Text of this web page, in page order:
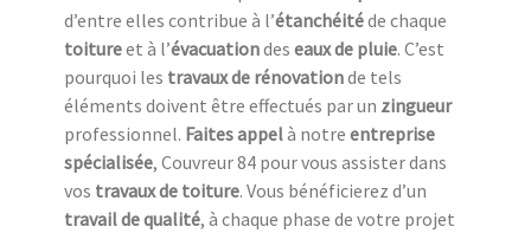
d’entre elles contribue à l’étanchéitéde chaque
toitureet à l’évacuationdes eaux de pluie. C’est
pourquoi les travaux de rénovationde tels
éléments doivent être effectués par un zingueur
professionnel. Faites appelà notre entreprise
spécialisée, Couvreur 84 pour vous assister dans
vos travaux de toiture. Vous bénéficierez d’un
travail de qualité, à chaque phase de votre projet